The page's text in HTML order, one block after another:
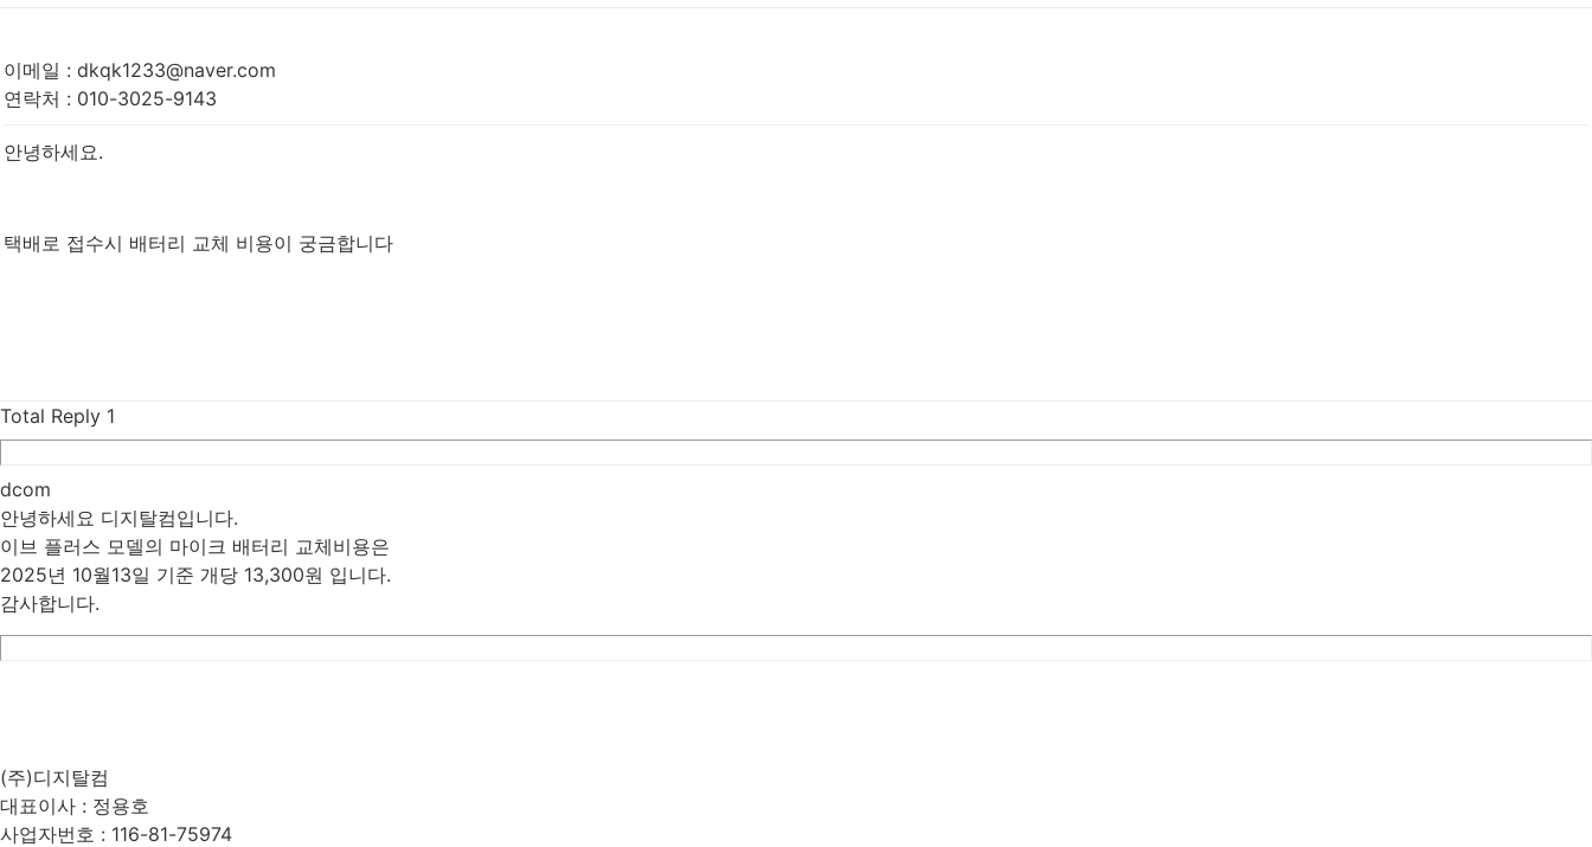
이메일 : dkqk1233@naver.com
연락처 : 010-3025-9143
안녕하세요.
택배로 접수시 배터리 교체 비용이 궁금합니다
Total Reply 1
dcom
안녕하세요 디지탈컴입니다.
이브 플러스 모델의 마이크 배터리 교체비용은
2025년 10월13일 기준 개당 13,300원 입니다.
감사합니다.
(주)디지탈컴
대표이사 : 정용호
사업자번호 : 116-81-75974